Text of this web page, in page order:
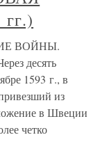
ВОЙНЫ.
десять
1593 г., в
из
в Швеции
четко